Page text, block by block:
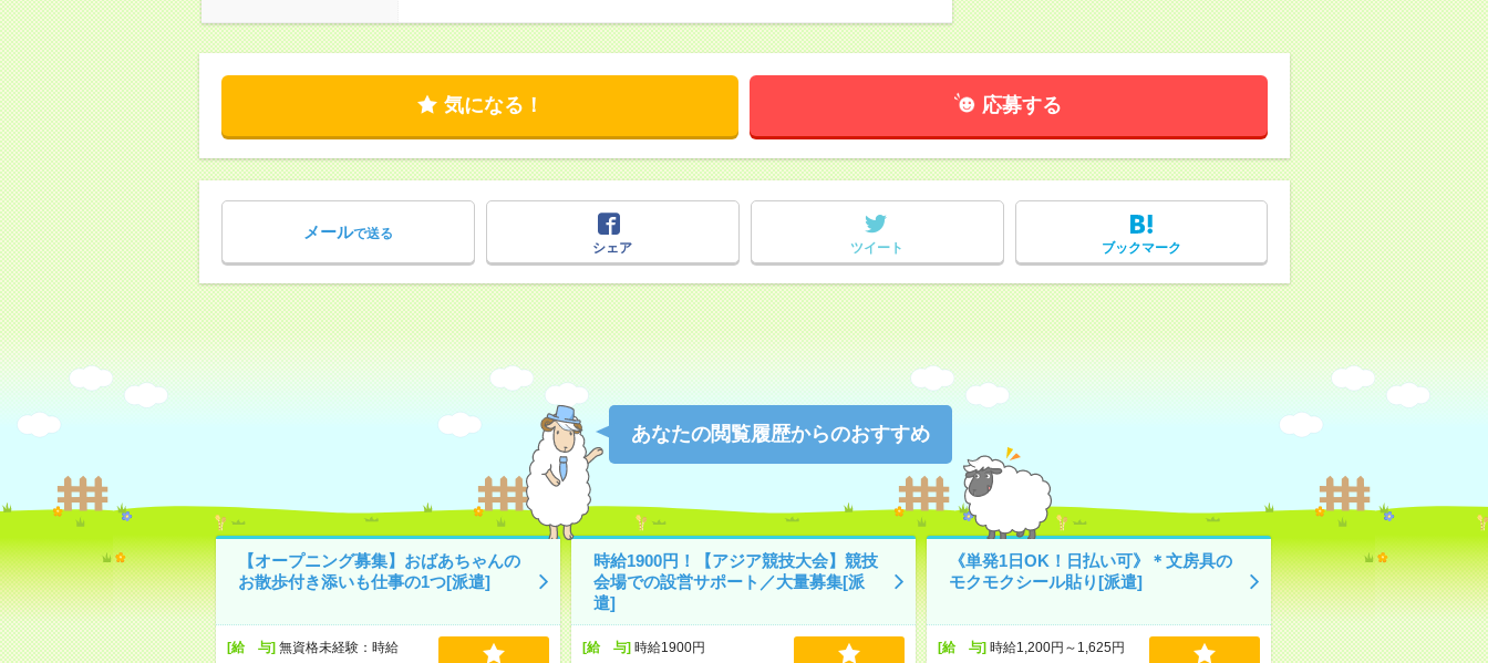
気になる！ 応募する
メールで送る
シェア
ツイート ブックマーク
あなたの閲覧履歴からのおすすめ
【オープニング募集】おばあちゃんの
お散歩付き添いも仕事の1つ[派遣]
[給 与]無資格未経験：時給
時給1900円！【アジア競技大会】競技
会場での設営サポート／大量募集[派
遣]
[給 与]時給1900円
《単発1日OK！日払い可》＊文房具の
モクモクシール貼り[派遣]
[給 与]時給1,200円～1,625円